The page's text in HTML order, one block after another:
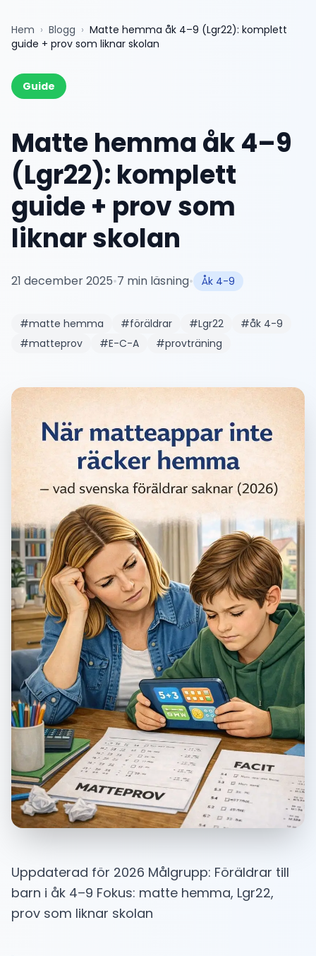
Hem › Blogg › Matte hemma åk 4–9 (Lgr22): komplett
guide + prov som liknar skolan
Guide
Matte hemma åk 4–9
(Lgr22): komplett
guide + prov som
liknar skolan
21 december 2025•7 min läsning• Åk 4-9
#matte hemma #föräldrar #Lgr22 #åk 4-9
#matteprov #E-C-A #provträning
Uppdaterad för 2026 Målgrupp: Föräldrar till
barn i åk 4–9 Fokus: matte hemma, Lgr22,
prov som liknar skolan